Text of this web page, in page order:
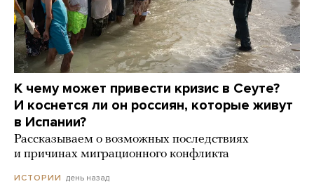
К чему может привести кризис в Сеуте?
И коснется ли он россиян, которые живут
в Испании?
Рассказываем о возможных последствиях
и причинах миграционного конфликта
ИСТОРИИ день назад